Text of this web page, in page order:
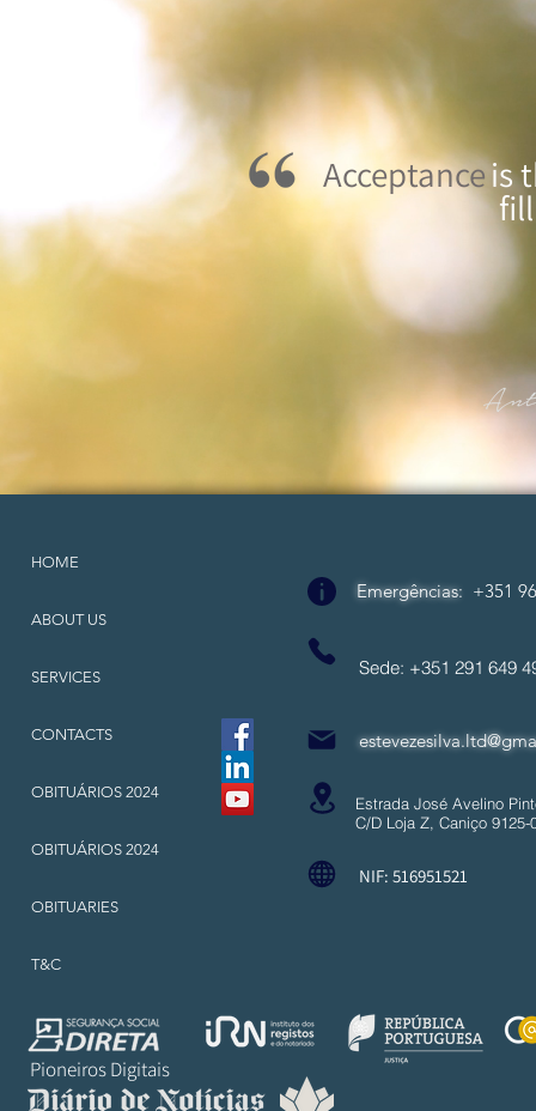
Acceptanceis
HOME
ABOUT US
SERVICES
CONTACTS
OBITUÁRIOS 2024
OBITUÁRIOS 2024
OBITUARIES
T&C
Emergências: +351
Sede: +351 291
Estrada José Avelino
C/D Loja Z, Caniço 9125-
NIF: 516951521
Pioneiros Digitais